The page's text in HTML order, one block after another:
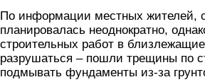
По информации местных жителей,
планировалась неоднократно,
строительных работ в
разрушаться – пошли трещины по
подмывать фундаменты из-за